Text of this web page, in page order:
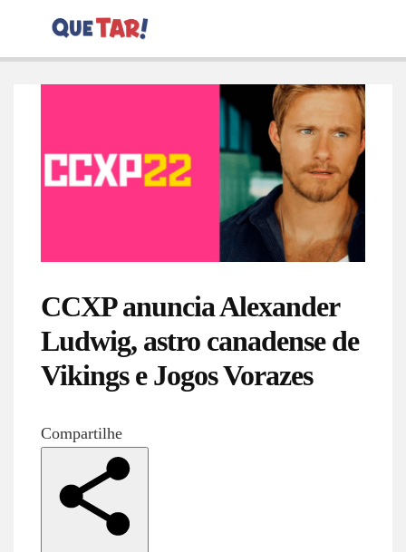
CCXP anuncia Alexander
Ludwig, astro canadense de
Vikings e Jogos Vorazes
Compartilhe